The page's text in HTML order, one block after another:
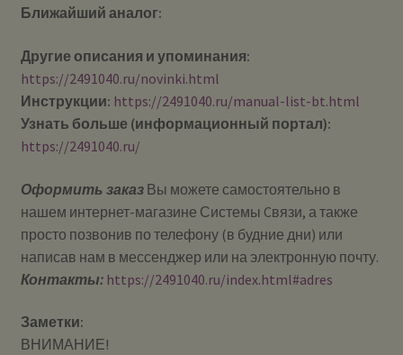
Ближайший аналог:
Другие описания и упоминания:
https://2491040.ru/novinki.html
Инструкции: https://2491040.ru/manual-list-bt.html
Узнать больше (информационный портал):
https://2491040.ru/
Оформить заказВы можете самостоятельно в
нашем интернет-магазине Системы Cвязи, а также
просто позвонив по телефону (в будние дни) или
написав нам в мессенджер или на электронную почту.
Контакты: https://2491040.ru/index.html#adres
Заметки:
ВНИМАНИЕ!